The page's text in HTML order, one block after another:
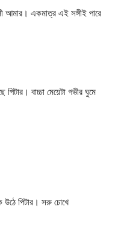
আমার। একমাত্র এই সঙ্গীই পারে
বাচ্চা মেয়েটা গভীর ঘুমে
উঠে পিটার। সরু চোখে